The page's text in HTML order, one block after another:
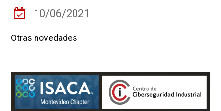
10/06/2021
Otras novedades